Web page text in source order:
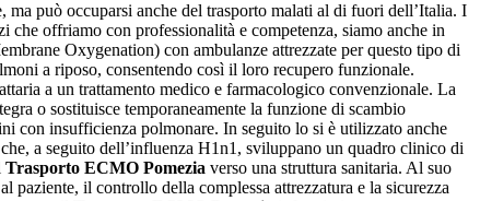
ma può occuparsi anche del trasporto malati al di fuori dell’Italia. I
offriamo con professionalità e competenza, siamo anche in
Oxygenation) con ambulanze attrezzate per questo tipo di
a riposo, consentendo così il loro recupero funzionale.
a un trattamento medico e farmacologico convenzionale. La
o sostituisce temporaneamente la funzione di scambio
con insufficienza polmonare. In seguito lo si è utilizzato anche
a seguito dell’influenza H1n1, sviluppano un quadro clinico di
Trasporto ECMO Pomezia verso una struttura sanitaria. Al suo
paziente, il controllo della complessa attrezzatura e la sicurezza